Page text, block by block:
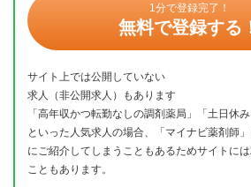
1分で登録完了！
無料で登録する
サイト上では公開していない
求人（非公開求人）もあります
「高年収かつ転勤なしの調剤薬局」「土日休
といった人気求人の場合、「マイナビ薬剤師
にご紹介してしまうこともあるためサイトに
こともあります。